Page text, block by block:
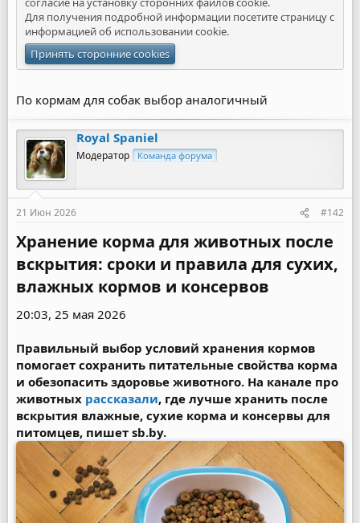
Для получения подробной информации посетите страницу с
информацией об использовании cookie.
Принять сторонние cookies
По кормам для собак выбор аналогичный
Royal Spaniel
Модератор Команда форума
21 Июн 2026 #142
Хранение корма для животных после
вскрытия: сроки и правила для сухих,
влажных кормов и консервов​
20:03, 25 мая 2026
Правильный выбор условий хранения кормов
помогает сохранить питательные свойства корма
и обезопасить здоровье животного. На канале про
животных рассказали, где лучше хранить после
вскрытия влажные, сухие корма и консервы для
питомцев, пишет sb.by.